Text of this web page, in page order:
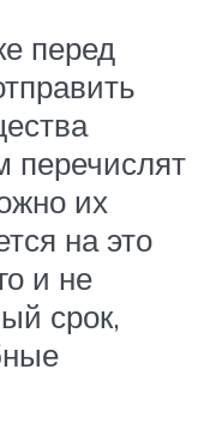
перед
перечислят
их
на это
и не
срок,